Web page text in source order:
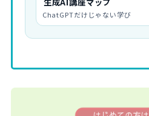
ChatGPTだけじゃない学び